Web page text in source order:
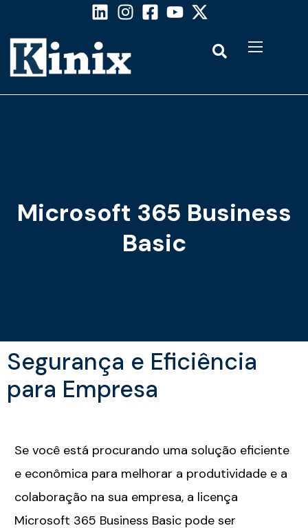
Microsoft 365 Business
Basic
Segurança e Eficiência
para Empresa
Se você está procurando uma solução eficiente
e econômica para melhorar a produtividade e a
colaboração na sua empresa, a licença
Microsoft 365 Business Basic pode ser